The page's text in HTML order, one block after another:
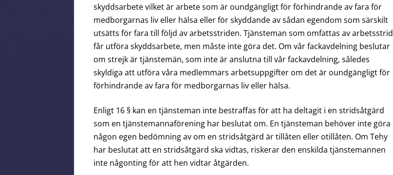
skyddsarbete vilket är arbete som är oundgängligt för förhindrande av fara för
medborgarnas liv eller hälsa eller för skyddande av sådan egendom som särskilt
utsätts för fara till följd av arbetsstriden. Tjänsteman som omfattas av arbetsstrid
får utföra skyddsarbete, men måste inte göra det. Om vår fackavdelning beslutar
om strejk är tjänstemän, som inte är anslutna till vår fackavdelning, således
skyldiga att utföra våra medlemmars arbetsuppgifter om det är oundgängligt för
förhindrande av fara för medborgarnas liv eller hälsa.
Enligt 16 § kan en tjänsteman inte bestraffas för att ha deltagit i en stridsåtgärd
som en tjänstemannaförening har beslutat om. En tjänsteman behöver inte göra
någon egen bedömning av om en stridsåtgärd är tillåten eller otillåten. Om Tehy
har beslutat att en stridsåtgärd ska vidtas, riskerar den enskilda tjänstemannen
inte någonting för att hen vidtar åtgärden.